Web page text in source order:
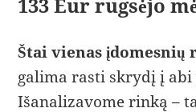
Štai vienas įdomesnių
galima rasti skrydį į abi
Išanalizavome rinką –